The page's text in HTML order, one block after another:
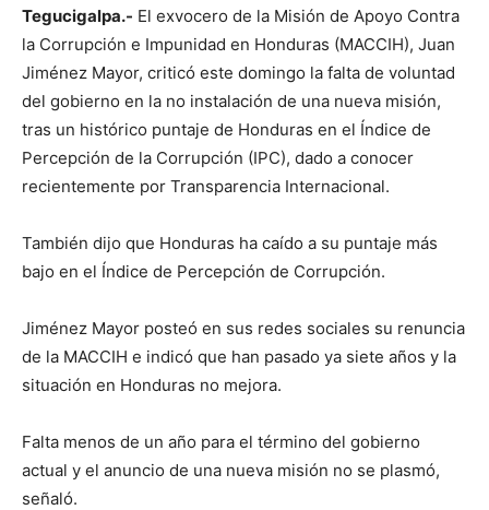
Tegucigalpa.- El exvocero de la Misión de Apoyo Contra
la Corrupción e Impunidad en Honduras (MACCIH), Juan
Jiménez Mayor, criticó este domingo la falta de voluntad
del gobierno en la no instalación de una nueva misión,
tras un histórico puntaje de Honduras en el Índice de
Percepción de la Corrupción (IPC), dado a conocer
recientemente por Transparencia Internacional.
También dijo que Honduras ha caído a su puntaje más
bajo en el Índice de Percepción de Corrupción.
Jiménez Mayor posteó en sus redes sociales su renuncia
de la MACCIH e indicó que han pasado ya siete años y la
situación en Honduras no mejora.
Falta menos de un año para el término del gobierno
actual y el anuncio de una nueva misión no se plasmó,
señaló.